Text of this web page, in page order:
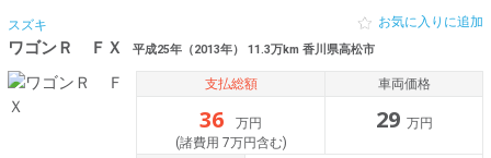
スズキ
ワゴンＲ ＦＸ 平成25年（2013年） 11.3万km 香川県高松市
お気に入りに追加
支払総額
36
万円
(諸費用 7万円含む)
車両価格
29 万円